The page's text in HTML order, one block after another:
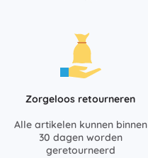
Zorgeloos retourneren
Alle artikelen kunnen binnen
30 dagen worden
geretourneerd